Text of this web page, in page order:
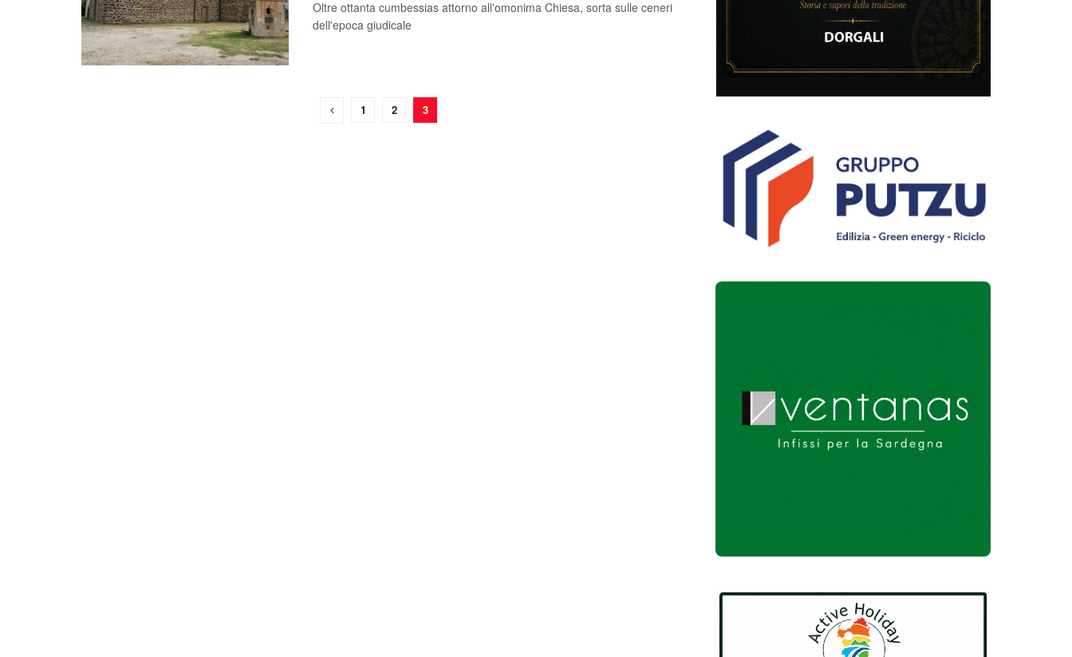
Oltre ottanta cumbessias attorno all'omonima Chiesa, sorta sulle ceneri
dell'epoca giudicale
1 2 3